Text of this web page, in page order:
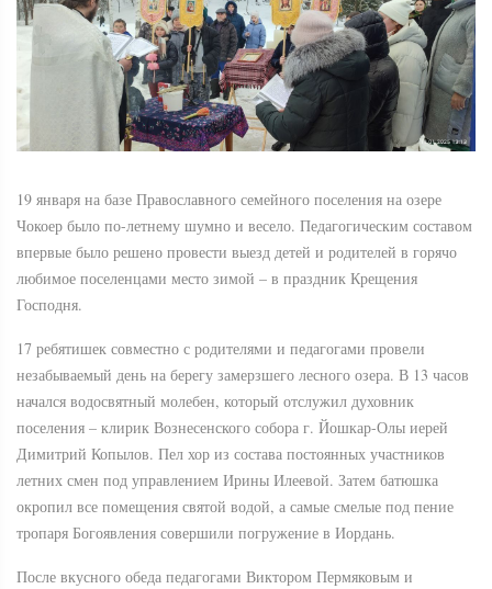
19 января на базе Православного семейного поселения на озере
Чокоер было по-летнему шумно и весело. Педагогическим составом
впервые было решено провести выезд детей и родителей в горячо
любимое поселенцами место зимой – в праздник Крещения
Господня.
17 ребятишек совместно с родителями и педагогами провели
незабываемый день на берегу замерзшего лесного озера. В 13 часов
начался водосвятный молебен, который отслужил духовник
поселения – клирик Вознесенского собора г. Йошкар-Олы иерей
Димитрий Копылов. Пел хор из состава постоянных участников
летних смен под управлением Ирины Илеевой. Затем батюшка
окропил все помещения святой водой, а самые смелые под пение
тропаря Богоявления совершили погружение в Иордань.
После вкусного обеда педагогами Виктором Пермяковым и